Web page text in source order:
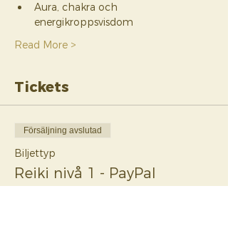
Aura, chakra och
energikroppsvisdom
Read More >
Tickets
Försäljning avslutad
Biljettyp
Reiki nivå 1 - PayPal